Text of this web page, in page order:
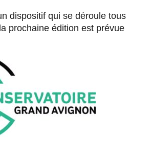
dispositif qui se déroule tous
prochaine édition est prévue